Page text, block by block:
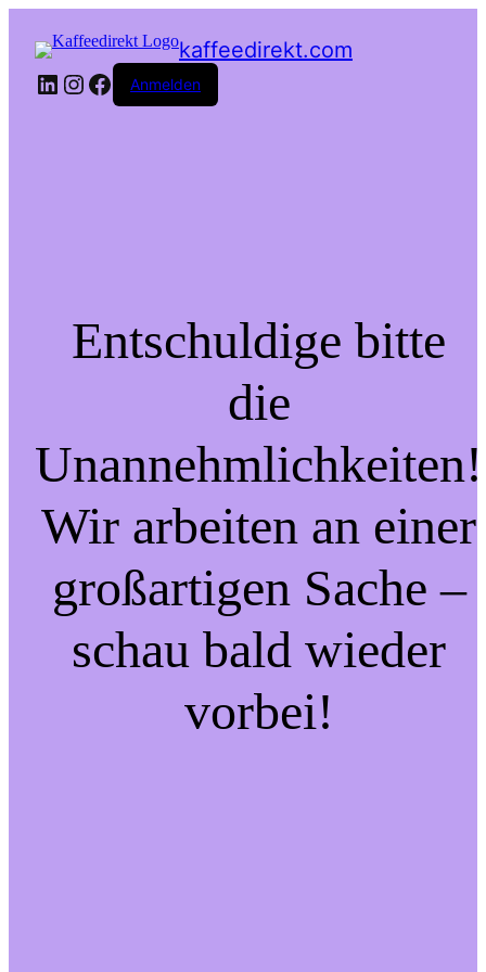
kaffeedirekt.com
LinkedIn
Instagram
Facebook
Anmelden
Entschuldige bitte
die
Unannehmlichkeiten!
Wir arbeiten an einer
großartigen Sache –
schau bald wieder
vorbei!